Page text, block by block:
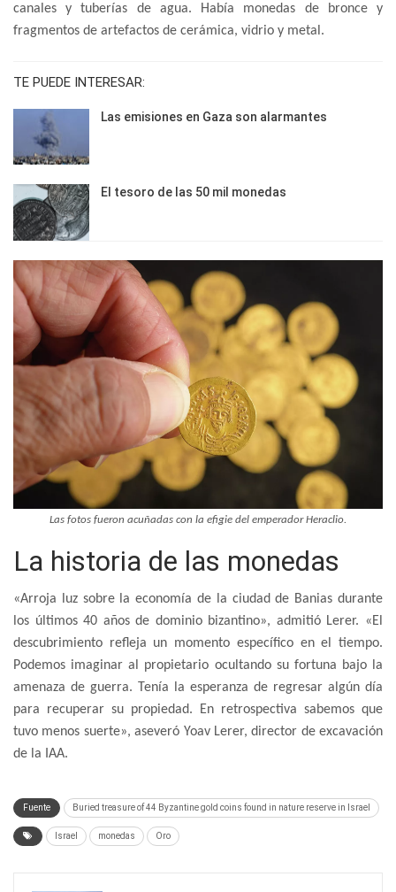
canales y tuberías de agua. Había monedas de bronce y
fragmentos de artefactos de cerámica, vidrio y metal.
TE PUEDE INTERESAR:
Las emisiones en Gaza son alarmantes
El tesoro de las 50 mil monedas
Las fotos fueron acuñadas con la efigie del emperador Heraclio.
La historia de las monedas
«Arroja luz sobre la economía de la ciudad de Banias durante
los últimos 40 años de dominio bizantino», admitió Lerer. «El
descubrimiento refleja un momento específico en el tiempo.
Podemos imaginar al propietario ocultando su fortuna bajo la
amenaza de guerra. Tenía la esperanza de regresar algún día
para recuperar su propiedad. En retrospectiva sabemos que
tuvo menos suerte», aseveró Yoav Lerer, director de excavación
de la IAA.
Fuente Buried treasure of 44 Byzantine gold coins found in nature reserve in Israel
Israel monedas Oro